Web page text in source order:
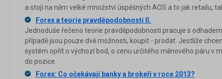
a stojí na něm velké množství úspěšných AOS a to jak retailu,
Forex a teorie pravděpodobnosti II.
Jednoduše řečeno teorie pravděpodobnosti pracuje s
případě jsou pouze dvě možnosti, koupit - prodat. Jestliže
systém opřít o výchozí bod, o cenu určitého měnového páru v
do pozice.
Forex: Co očekávají banky a brokeři v roce 2013?